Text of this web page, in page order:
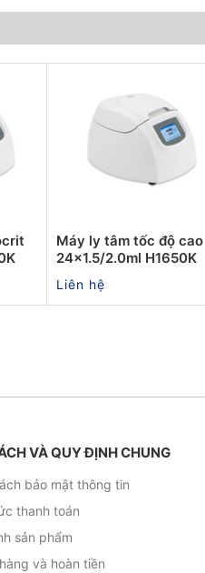
Máy ly tâm tốc độ cao
24x1.5/2.0ml H1650K
Liên hệ
VÀ QUY ĐỊNH CHUNG
bảo mật thông tin
thanh toán
sản phẩm
và hoàn tiền